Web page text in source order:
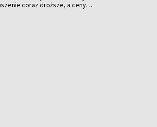
coraz droższe, a ceny